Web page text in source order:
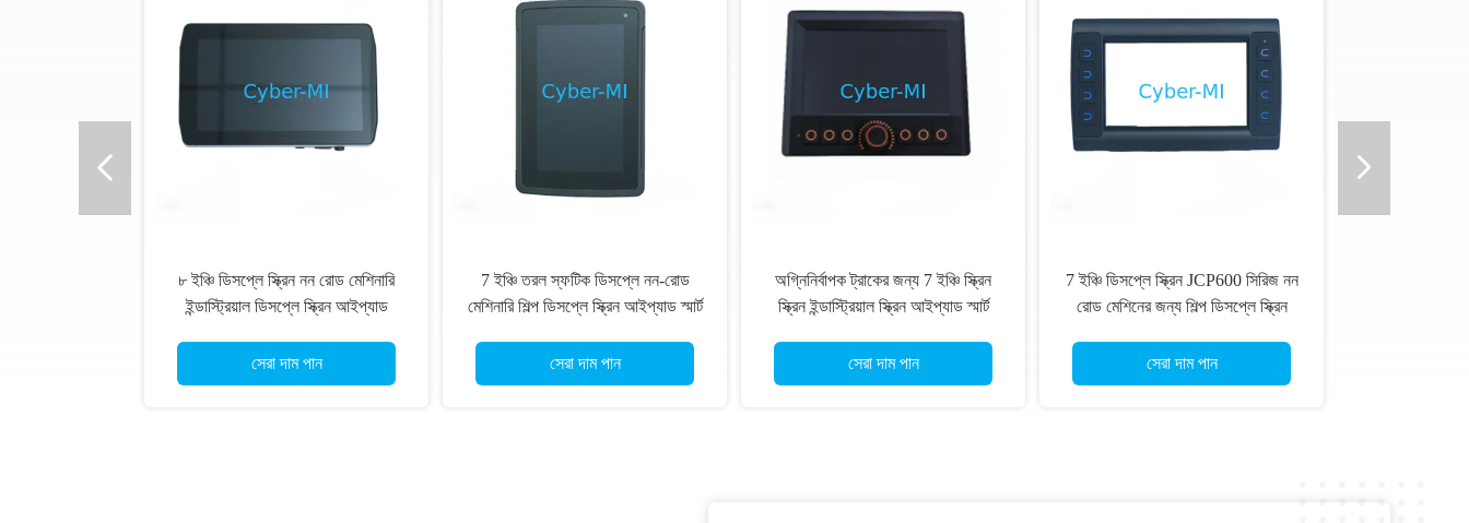
৮ ইঞ্চি ডিসপ্লে স্ক্রিন নন রোড মেশিনারি
ইন্ডাস্ট্রিয়াল ডিসপ্লে স্ক্রিন আইপ্যাড
সেরা দাম পান
7 ইঞ্চি তরল স্ফটিক ডিসপ্লে নন-রোড
মেশিনারি শিল্প ডিসপ্লে স্ক্রিন আইপ্যাড স্মার্ট
সেরা দাম পান
অগ্নিনির্বাপক ট্রাকের জন্য 7 ইঞ্চি স্ক্রিন
স্ক্রিন ইন্ডাস্ট্রিয়াল স্ক্রিন আইপ্যাড স্মার্ট
সেরা দাম পান
7 ইঞ্চি ডিসপ্লে স্ক্রিন JCP600 সিরিজ নন
রোড মেশিনের জন্য শিল্প ডিসপ্লে স্ক্রিন
সেরা দাম পান